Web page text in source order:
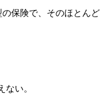
保険で、そのほとんど
い。